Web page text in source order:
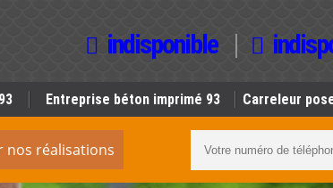
indisponible
Entreprise béton imprimé 93 Carreleur
nos réalisations